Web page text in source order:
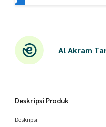
Al Akram
Deskripsi Produk
Deskripsi: